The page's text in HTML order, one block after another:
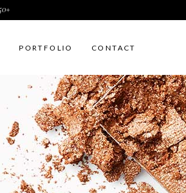
Wishlist
PORTFOLIO CONTACT